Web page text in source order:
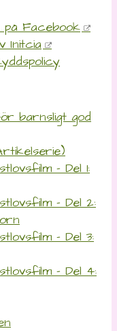
Facebook
god
– Del 1:
– Del 2:
– Del 3:
– Del 4: